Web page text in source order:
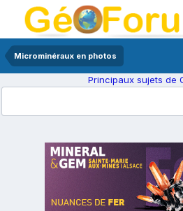
Microminéraux en photos
Principaux sujets de